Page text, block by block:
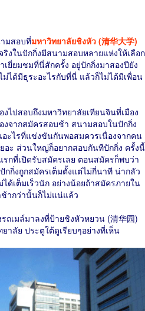
มสอบที่มหาวิทยาลัยชิงหัว (清华大学)
งในปักกิ่งมีสนามสอบหลายแห่งให้เลือก
เยี่ยมชมที่นี่สักครั้ง อยู่ปักกิ่งมาสองปียัง
ม่ได้มีธุระอะไรกับที่นี่ แล้วก็ไม่ได้มีเพื่อน
ไปสอบถึงมหาวิทยาลัยเทียนจินที่เมือง
งจากสมัครสอบช้า สนามสอบในปักกิ่ง
ะไรที่แข่งขันกันพอสมควรเนื่องจากคน
อะ ส่วนใหญ่ก็อยากสอบกันทีปักกิ่ง ครั้งนี้
กที่เปิดรับสมัครเลย ตอนสมัครก็พบว่า
กิ่งถูกสมัครเต็มตั้งแต่ไม่กี่นาที น่ากลัว
ด้เต็มเร็วนัก อย่างน้อยถ้าสมัครภายใน
ช้ากว่านั้นก็ไม่แน่แล้ว
ถเมล์มาลงที่ป้ายชิงหัวหยวน (清华园)
าลัย ประตูใต้ดูเรียบๆอย่างที่เห็น